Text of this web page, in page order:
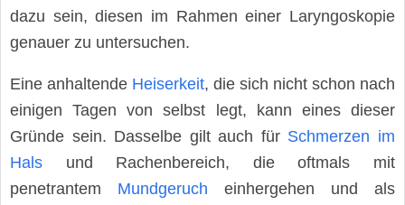
dazu sein, diesen im Rahmen einer Laryngoskopie
genauer zu untersuchen.
Eine anhaltende Heiserkeit, die sich nicht schon nach
einigen Tagen von selbst legt, kann eines dieser
Gründe sein. Dasselbe gilt auch für Schmerzen im
Hals und Rachenbereich, die oftmals mit
penetrantem Mundgeruch einhergehen und als